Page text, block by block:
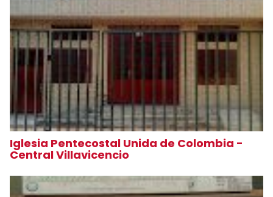
Iglesia Pentecostal Unida de Colombia -
Central Villavicencio